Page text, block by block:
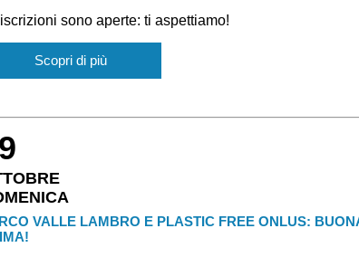
sono aperte: ti aspettiamo!
Scopri di più
VALLE LAMBRO E PLASTIC FREE ONLUS: